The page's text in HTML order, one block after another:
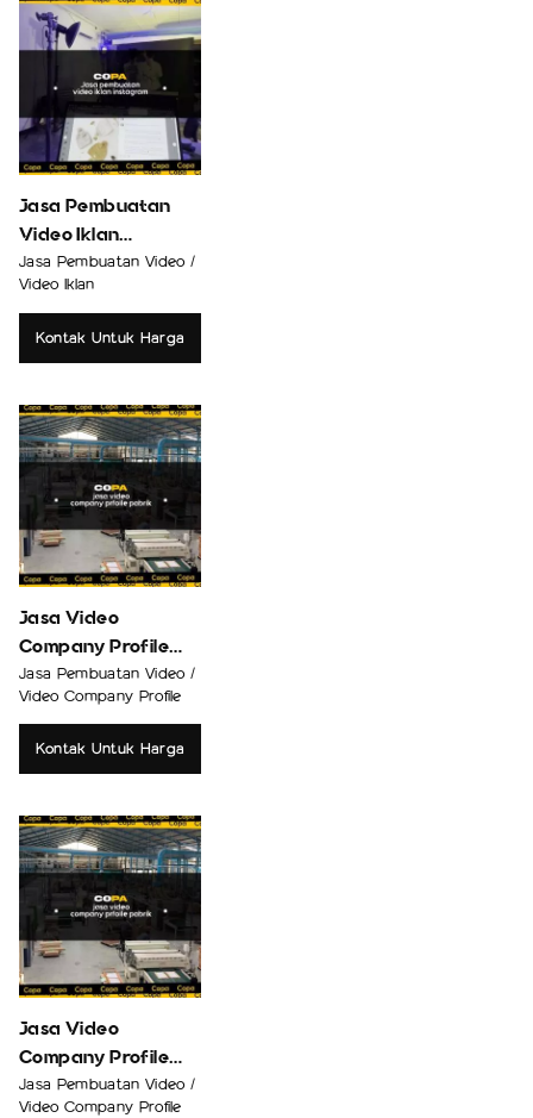
Jasa Pembuatan
Video Iklan
Instagram
Jasa Pembuatan Video /
Video Iklan
Kontak Untuk Harga
Jasa Video
Company Profile
Distributor
Jasa Pembuatan Video /
Video Company Profile
Kontak Untuk Harga
Jasa Video
Company Profile
Pabrik
Jasa Pembuatan Video /
Video Company Profile